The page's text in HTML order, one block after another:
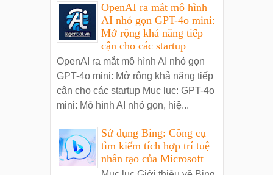
OpenAI ra mắt mô hình
AI nhỏ gọn GPT-4o mini:
Mở rộng khả năng tiếp
cận cho các startup
OpenAI ra mắt mô hình AI nhỏ gọn
GPT-4o mini: Mở rộng khả năng tiếp
cận cho các startup Mục lục: GPT-4o
mini: Mô hình AI nhỏ gọn, hiệ...
Sử dụng Bing: Công cụ
tìm kiếm tích hợp trí tuệ
nhân tạo của Microsoft